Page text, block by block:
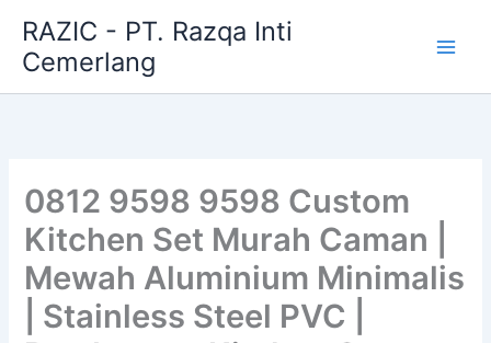
content
RAZIC - PT. Razqa Inti
Cemerlang
0812 9598 9598 Custom
Kitchen Set Murah Caman |
Mewah Aluminium Minimalis
| Stainless Steel PVC |